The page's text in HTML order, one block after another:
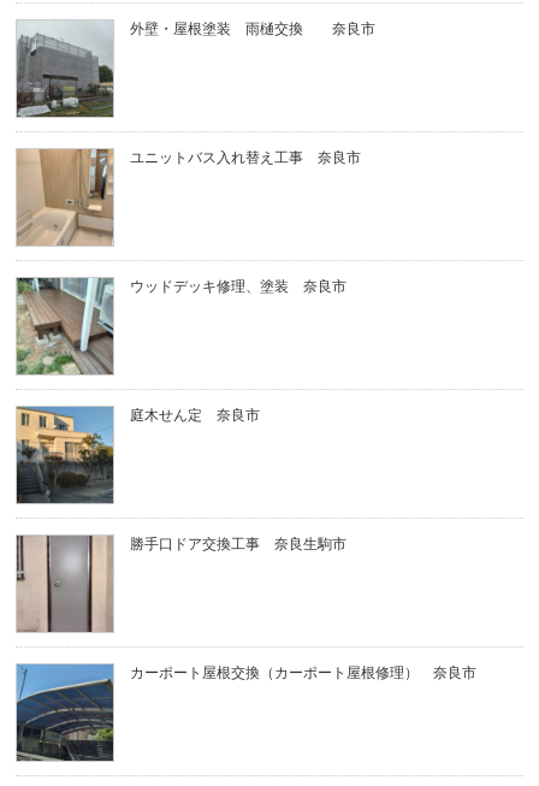
外壁・屋根塗装 雨樋交換 奈良市
ユニットバス入れ替え工事 奈良市
ウッドデッキ修理、塗装 奈良市
庭木せん定 奈良市
勝手口ドア交換工事 奈良生駒市
カーポート屋根交換（カーポート屋根修理） 奈良市